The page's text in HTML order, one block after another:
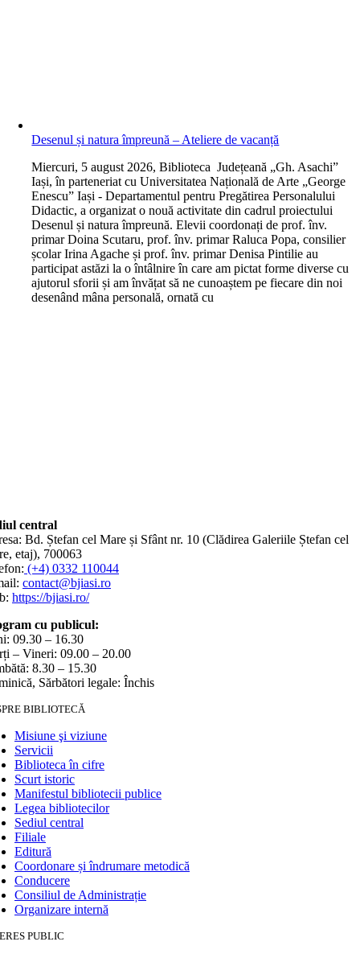
Desenul și natura împreună – Ateliere de vacanță
Miercuri, 5 august 2026, Biblioteca Județeană „Gh. Asachi”
Iași, în parteneriat cu Universitatea Națională de Arte „George
Enescu” Iași - Departamentul pentru Pregătirea Personalului
Didactic, a organizat o nouă activitate din cadrul proiectului
Desenul și natura împreună. Elevii coordonați de prof. înv.
primar Doina Scutaru, prof. înv. primar Raluca Popa, consilier
școlar Irina Agache și prof. înv. primar Denisa Pintilie au
participat astăzi la o întâlnire în care am pictat forme diverse cu
ajutorul sforii și am învățat să ne cunoaștem pe fiecare din noi
desenând mâna personală, ornată cu
central
Bd. Ștefan cel Mare și Sfânt nr. 10 (Clădirea Galeriile Ștefan cel
etaj), 700063
(+4) 0332 110044
contact@bjiasi.ro
https://bjiasi.ro/
cu publicul:
09.30 – 16.30
– Vineri: 09.00 – 20.00
8.30 – 15.30
Sărbători legale: Închis
BIBLIOTECĂ
Misiune şi viziune
Servicii
Biblioteca în cifre
Scurt istoric
Manifestul bibliotecii publice
Legea bibliotecilor
Sediul central
Filiale
Editură
Coordonare și îndrumare metodică
Conducere
Consiliul de Administrație
Organizare internă
PUBLIC